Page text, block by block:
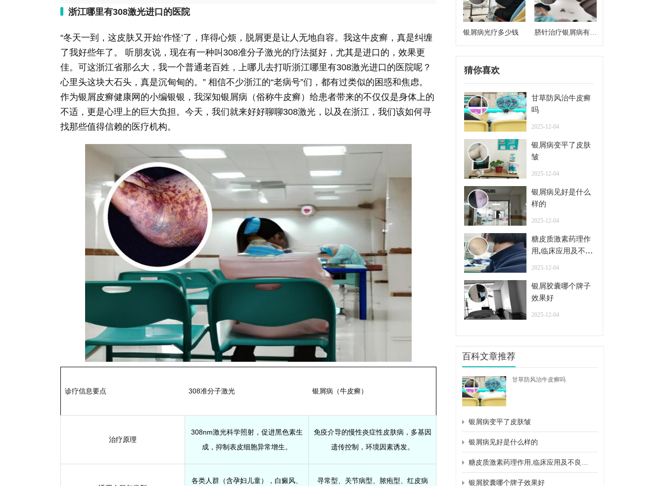
浙江哪里有308激光进口的医院
“冬天一到，这皮肤又开始‘作怪’了，痒得心烦，脱屑更是让人无地自容。我这牛皮癣，真是纠缠
了我好些年了。 听朋友说，现在有一种叫308准分子激光的疗法挺好，尤其是进口的，效果更
佳。可这浙江省那么大，我一个普通老百姓，上哪儿去打听浙江哪里有308激光进口的医院呢？
心里头这块大石头，真是沉甸甸的。” 相信不少浙江的“老病号”们，都有过类似的困惑和焦虑。
作为银屑皮癣健康网的小编银银，我深知银屑病（俗称牛皮癣）给患者带来的不仅仅是身体上的
不适，更是心理上的巨大负担。今天，我们就来好好聊聊308激光，以及在浙江，我们该如何寻
找那些值得信赖的医疗机构。
诊疗信息要点 308准分子激光 银屑病（牛皮癣）
治疗原理
308nm激光科学照射，促进黑色素生
成，抑制表皮细胞异常增生。
免疫介导的慢性炎症性皮肤病，多基因
遗传控制，环境因素诱发。
各类人群（含孕妇儿童），白癜风、
寻常型、关节病型、脓疱型、红皮病
银屑病光疗多少钱
脐针治疗银屑病有用
吗
猜你喜欢
甘草防风治牛皮癣
吗
2025-12-04
银屑病变平了皮肤
皱
2025-12-04
银屑病见好是什么
样的
2025-12-04
糖皮质激素药理作
用,临床应用及不良
2025-12-04
银屑胶囊哪个牌子
效果好
2025-12-04
百科文章推荐
甘草防风治牛皮癣吗
银屑病变平了皮肤皱
银屑病见好是什么样的
银屑胶囊哪个牌子效果好